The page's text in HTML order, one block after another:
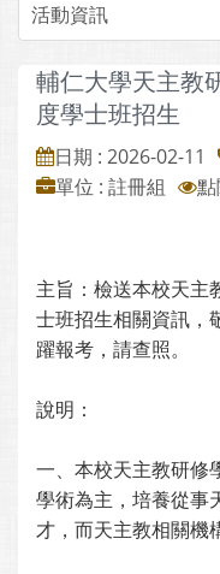
活動資訊
輔仁大學天主教
度學士班招生
日期 : 2026-02-11
單位 : 註冊組
主旨：檢送本校天主
士班招生相關資訊，
躍報考，請查照。
說明：
一、本校天主教研修
學術為主，培養從事
才，而天主教相關機